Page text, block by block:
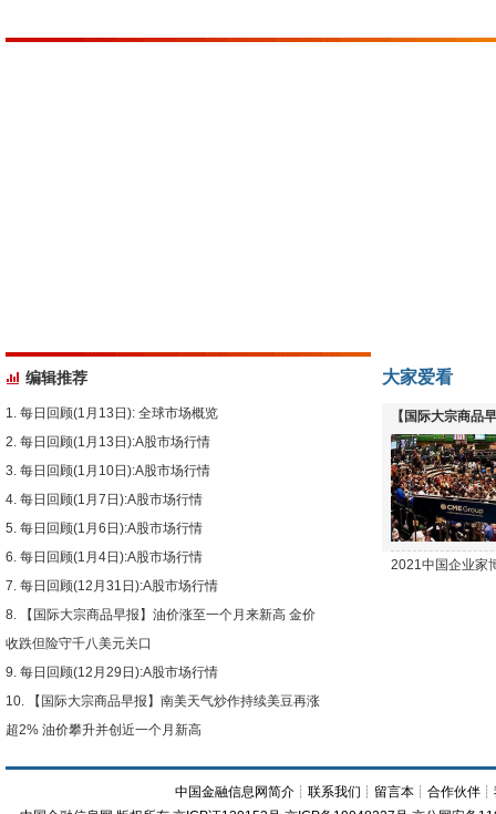
编辑推荐
每日回顾(1月13日): 全球市场概览
每日回顾(1月13日):A股市场行情
每日回顾(1月10日):A股市场行情
每日回顾(1月7日):A股市场行情
每日回顾(1月6日):A股市场行情
每日回顾(1月4日):A股市场行情
每日回顾(12月31日):A股市场行情
【国际大宗商品早报】油价涨至一个月来新高 金价
收跌但险守千八美元关口
每日回顾(12月29日):A股市场行情
【国际大宗商品早报】南美天气炒作持续美豆再涨
超2% 油价攀升并创近一个月新高
大家爱看
【国际大宗商品
下跌
2021中国企业家
中国金融信息网简介 ┊联系我们 ┊ 留言本 ┊合作伙伴 ┊